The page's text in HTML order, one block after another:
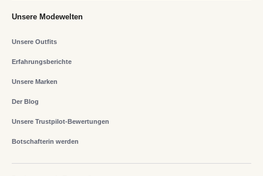
Unsere Modewelten
Unsere Outfits
Erfahrungsberichte
Unsere Marken
Der Blog
Unsere Trustpilot-Bewertungen
Botschafterin werden